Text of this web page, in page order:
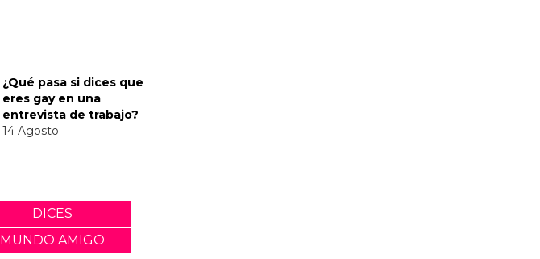
¿Qué pasa si dices que
eres gay en una
entrevista de trabajo?
14 Agosto
DICES
MUNDO AMIGO